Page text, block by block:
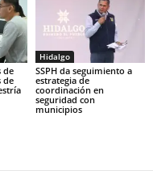
de
de
Hidalgo
SSPH da seguimiento a
estrategia de
coordinación en
seguridad con
municipios